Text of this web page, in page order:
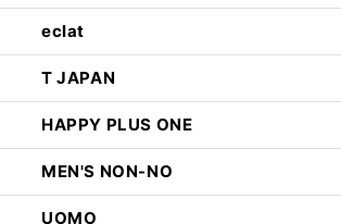
eclat
T JAPAN
HAPPY PLUS ONE
MEN'S NON-NO
UOMO